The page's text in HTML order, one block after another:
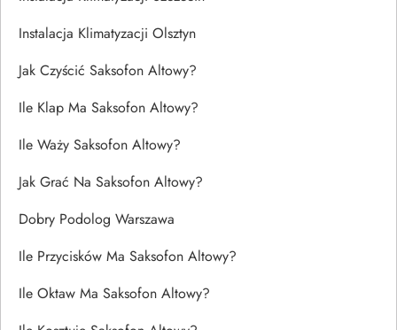
Instalacja Klimatyzacji Olsztyn
Jak Czyścić Saksofon Altowy?
Ile Klap Ma Saksofon Altowy?
Ile Waży Saksofon Altowy?
Jak Grać Na Saksofon Altowy?
Dobry Podolog Warszawa
Ile Przycisków Ma Saksofon Altowy?
Ile Oktaw Ma Saksofon Altowy?